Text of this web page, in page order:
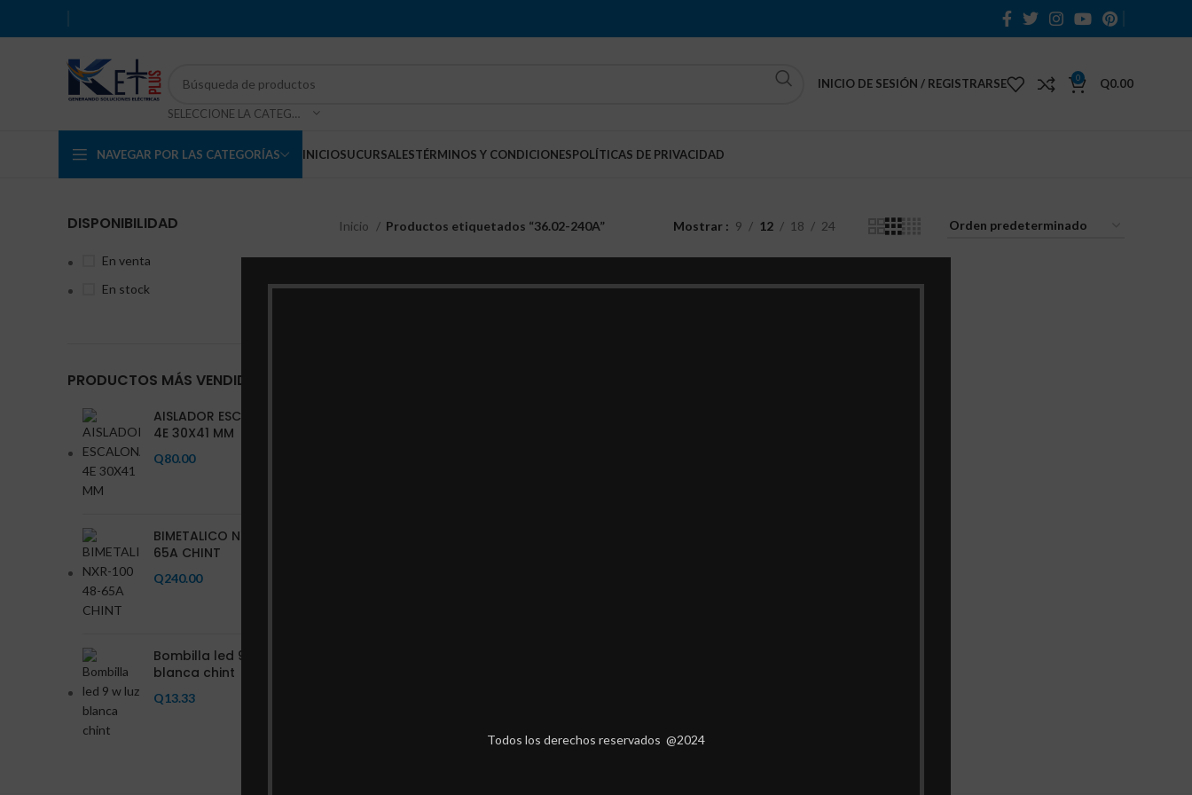
Todos los derechos reservados @2024
SELECCIONE LA CATEGORÍA
INICIO DE SESIÓN / REGISTRARSE 0 Q0.00
NAVEGAR POR LAS CATEGORÍAS INICIOSUCURSALESTÉRMINOS Y CONDICIONESPOLÍTICAS DE PRIVACIDAD
DISPONIBILIDAD
En venta
En stock
PRODUCTOS MÁS VENDIDOS
AISLADOR ESCALONADO
4E 30X41 MM
Q80.00
BIMETALICO NXR-100 48-
65A CHINT
Q240.00
Bombilla led 9 w luz
blanca chint
Q13.33
Inicio Productos etiquetados “36.02-240A” Mostrar 9 12 18 24
Relé 8 Espigas 240VAC 5 Amperios